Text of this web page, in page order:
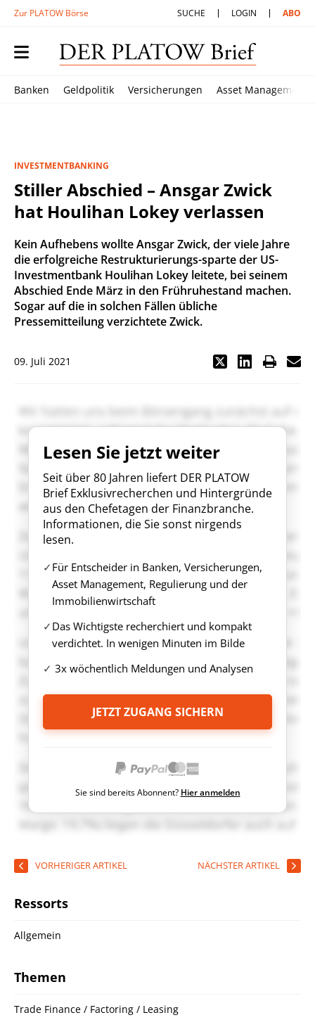
Zur PLATOW Börse SUCHE LOGIN ABO
Banken Geldpolitik Versicherungen Asset Management
INVESTMENTBANKING
Stiller Abschied – Ansgar Zwick
hat Houlihan Lokey verlassen
Kein Aufhebens wollte Ansgar Zwick, der viele Jahre
die erfolgreiche Restrukturierungs-sparte der US-
Investmentbank Houlihan Lokey leitete, bei seinem
Abschied Ende März in den Frühruhestand machen.
Sogar auf die in solchen Fällen übliche
Pressemitteilung verzichtete Zwick.
09. Juli 2021
Lesen Sie jetzt weiter
Seit über 80 Jahren liefert DER PLATOW
Brief Exklusivrecherchen und Hintergründe
aus den Chefetagen der Finanzbranche.
Informationen, die Sie sonst nirgends
lesen.
Für Entscheider in Banken, Versicherungen,
Asset Management, Regulierung und der
Immobilienwirtschaft
Das Wichtigste recherchiert und kompakt
verdichtet. In wenigen Minuten im Bilde
3x wöchentlich Meldungen und Analysen
JETZT ZUGANG SICHERN
Sie sind bereits Abonnent? Hier anmelden
VORHERIGER ARTIKEL NÄCHSTER ARTIKEL
Ressorts
Allgemein
Themen
Trade Finance / Factoring / Leasing